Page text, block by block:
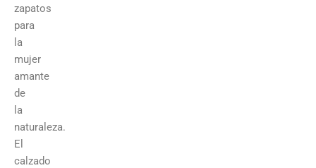
zapatos
para
la
mujer
amante
de
la
naturaleza.
El
calzado